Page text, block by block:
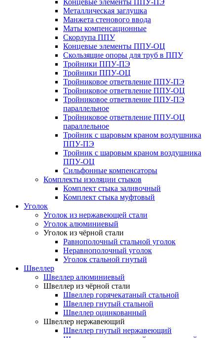
Концевые элементы ППУ-ПЭ
Металлическая заглушка
Манжета стенового ввода
Маты компенсационные
Скорлупа ППУ
Концевые элементы ППУ-ОЦ
Скользящие опоры для труб в ППУ
Тройники ППУ-ПЭ
Тройники ППУ-ОЦ
Тройниковое ответвление ППУ-ПЭ
Тройниковое ответвление ППУ-ОЦ
Тройниковое ответвление ППУ-ПЭ
параллельное
Тройниковое ответвление ППУ-ОЦ
параллельное
Тройник с шаровым краном воздушника
ППУ-ПЭ
Тройник с шаровым краном воздушника
ППУ-ОЦ
Сильфонные компенсаторы
Комплекты изоляции стыков
Комплект стыка заливочный
Комплект стыка муфтовый
Уголок
Уголок из нержавеющей стали
Уголок алюминиевый
Уголок из чёрной стали
Равнополочный стальной уголок
Неравнополочный уголок
Уголок стальной гнутый
Швеллер
Швеллер алюминиевый
Швеллер из чёрной стали
Швеллер горячекатаный стальной
Швеллер гнутый стальной
Швеллер оцинкованный
Швеллер нержавеющий
Швеллер гнутый нержавеющий